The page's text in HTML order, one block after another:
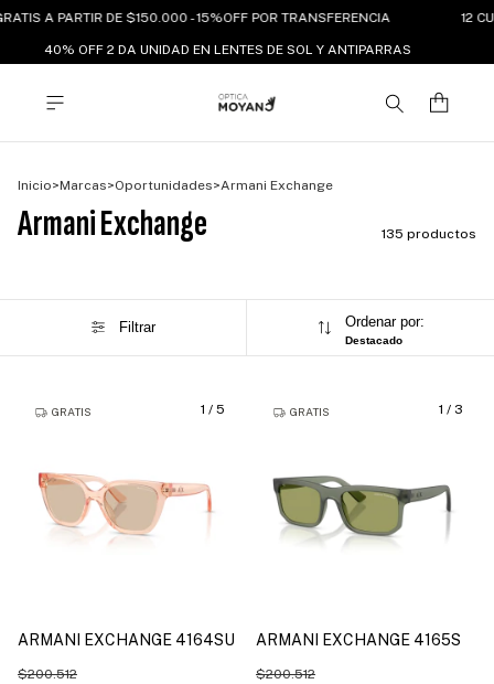
A PARTIR DE $150.000 - 15%OFF POR TRANSFERENCIA 12
40% OFF 2 DA UNIDAD EN LENTES DE SOL Y ANTIPARRAS
Inicio>Marcas>Oportunidades>Armani Exchange
Armani Exchange 135 productos
Filtrar Ordenar por:
Destacado
1 / 5
GRATIS
ARMANI EXCHANGE 4164SU
$200.512
1 / 3
GRATIS
ARMANI EXCHANGE 4165S
$200.512